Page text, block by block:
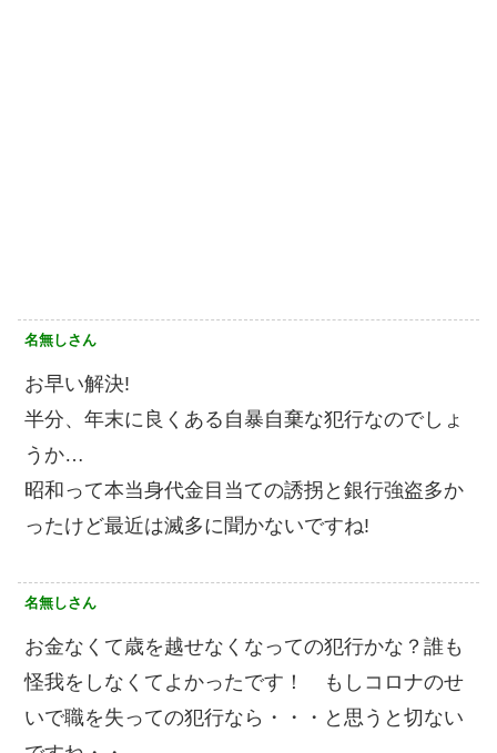
名無しさん
お早い解決!
半分、年末に良くある自暴自棄な犯行なのでしょ
うか…
昭和って本当身代金目当ての誘拐と銀行強盗多か
ったけど最近は滅多に聞かないですね!
名無しさん
お金なくて歳を越せなくなっての犯行かな？誰も
怪我をしなくてよかったです！ もしコロナのせ
いで職を失っての犯行なら・・・と思うと切ない